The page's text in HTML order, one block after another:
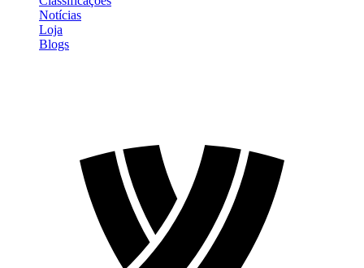
Notícias
Loja
Blogs